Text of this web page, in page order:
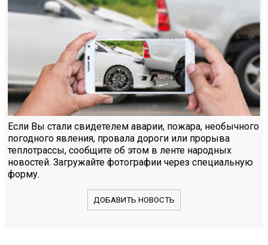
Если Вы стали свидетелем аварии, пожара, необычного
погодного явления, провала дороги или прорыва
теплотрассы, сообщите об этом в ленте народных
новостей. Загружайте фотографии через специальную
форму.
ДОБАВИТЬ НОВОСТЬ